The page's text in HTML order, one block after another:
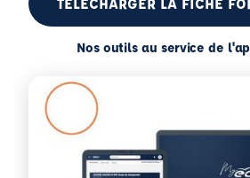
Nos outils au service de